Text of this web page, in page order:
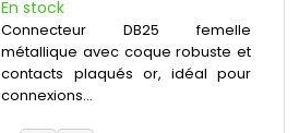
En stock
Connecteur DB25 femelle
métallique avec coque robuste et
contacts plaqués or, idéal pour
connexions...